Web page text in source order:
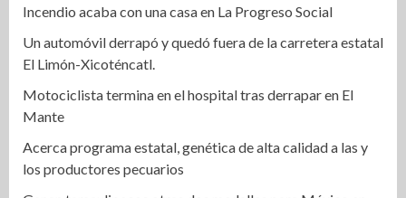
Incendio acaba con una casa en La Progreso Social
Un automóvil derrapó y quedó fuera de la carretera estatal
El Limón-Xicoténcatl.
Motociclista termina en el hospital tras derrapar en El
Mante
Acerca programa estatal, genética de alta calidad a las y
los productores pecuarios